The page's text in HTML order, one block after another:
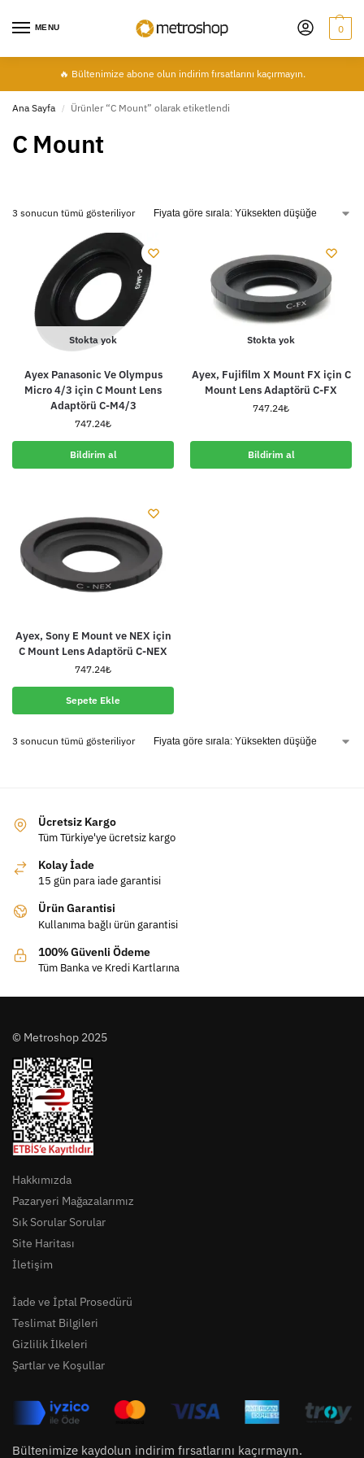
MENU 0
🔥 Bültenimize abone olun indirim fırsatlarını kaçırmayın.
Ana Sayfa / Ürünler “C Mount” olarak etiketlendi
C Mount
3 sonucun tümü gösteriliyor
Stokta yok
Ayex Panasonic Ve Olympus
Micro 4/3 için C Mount Lens
Adaptörü C-M4/3
747.24₺
Bildirim al
Stokta yok
Ayex, Fujifilm X Mount FX için C
Mount Lens Adaptörü C-FX
747.24₺
Bildirim al
Ayex, Sony E Mount ve NEX için
C Mount Lens Adaptörü C-NEX
747.24₺
Sepete Ekle
3 sonucun tümü gösteriliyor
Ücretsiz Kargo
Tüm Türkiye'ye ücretsiz kargo
Kolay İade
15 gün para iade garantisi
Ürün Garantisi
Kullanıma bağlı ürün garantisi
100% Güvenli Ödeme
Tüm Banka ve Kredi Kartlarına
© Metroshop 2025
Hakkımızda
Pazaryeri Mağazalarımız
Sık Sorular Sorular
Site Haritası
İletişim
İade ve İptal Prosedürü
Teslimat Bilgileri
Gizlilik İlkeleri
Şartlar ve Koşullar
Bültenimize kaydolun indirim fırsatlarını kaçırmayın.